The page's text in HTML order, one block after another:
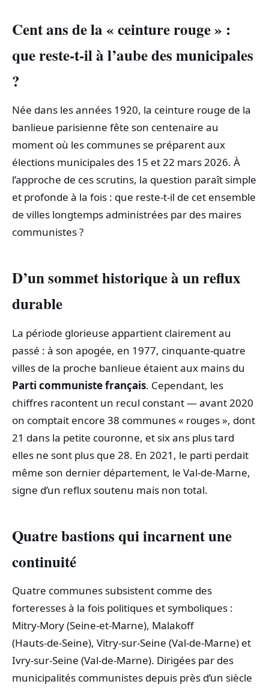
Cent ans de la « ceinture rouge » :
que reste‑t‑il à l’aube des municipales
?
Née dans les années 1920, la ceinture rouge de la
banlieue parisienne fête son centenaire au
moment où les communes se préparent aux
élections municipales des 15 et 22 mars 2026. À
l’approche de ces scrutins, la question paraît simple
et profonde à la fois : que reste‑t‑il de cet ensemble
de villes longtemps administrées par des maires
communistes ?
D’un sommet historique à un reflux
durable
La période glorieuse appartient clairement au
passé : à son apogée, en 1977, cinquante‑quatre
villes de la proche banlieue étaient aux mains du
Parti communiste français. Cependant, les
chiffres racontent un recul constant — avant 2020
on comptait encore 38 communes « rouges », dont
21 dans la petite couronne, et six ans plus tard
elles ne sont plus que 28. En 2021, le parti perdait
même son dernier département, le Val‑de‑Marne,
signe d’un reflux soutenu mais non total.
Quatre bastions qui incarnent une
continuité
Quatre communes subsistent comme des
forteresses à la fois politiques et symboliques :
Mitry‑Mory (Seine‑et‑Marne), Malakoff
(Hauts‑de‑Seine), Vitry‑sur‑Seine (Val‑de‑Marne) et
Ivry‑sur‑Seine (Val‑de‑Marne). Dirigées par des
municipalités communistes depuis près d’un siècle